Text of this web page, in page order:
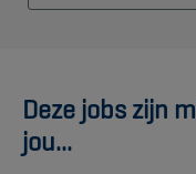
Deze jobs zijn
jou...